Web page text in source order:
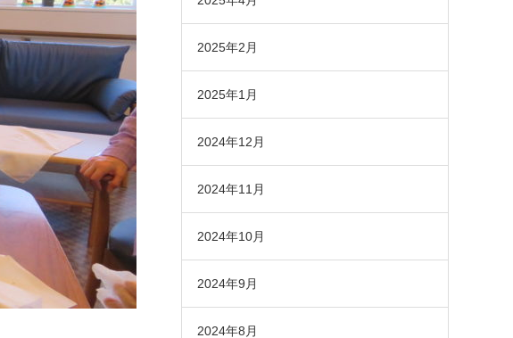
2025年2月
2025年1月
2024年12月
2024年11月
2024年10月
2024年9月
2024年8月